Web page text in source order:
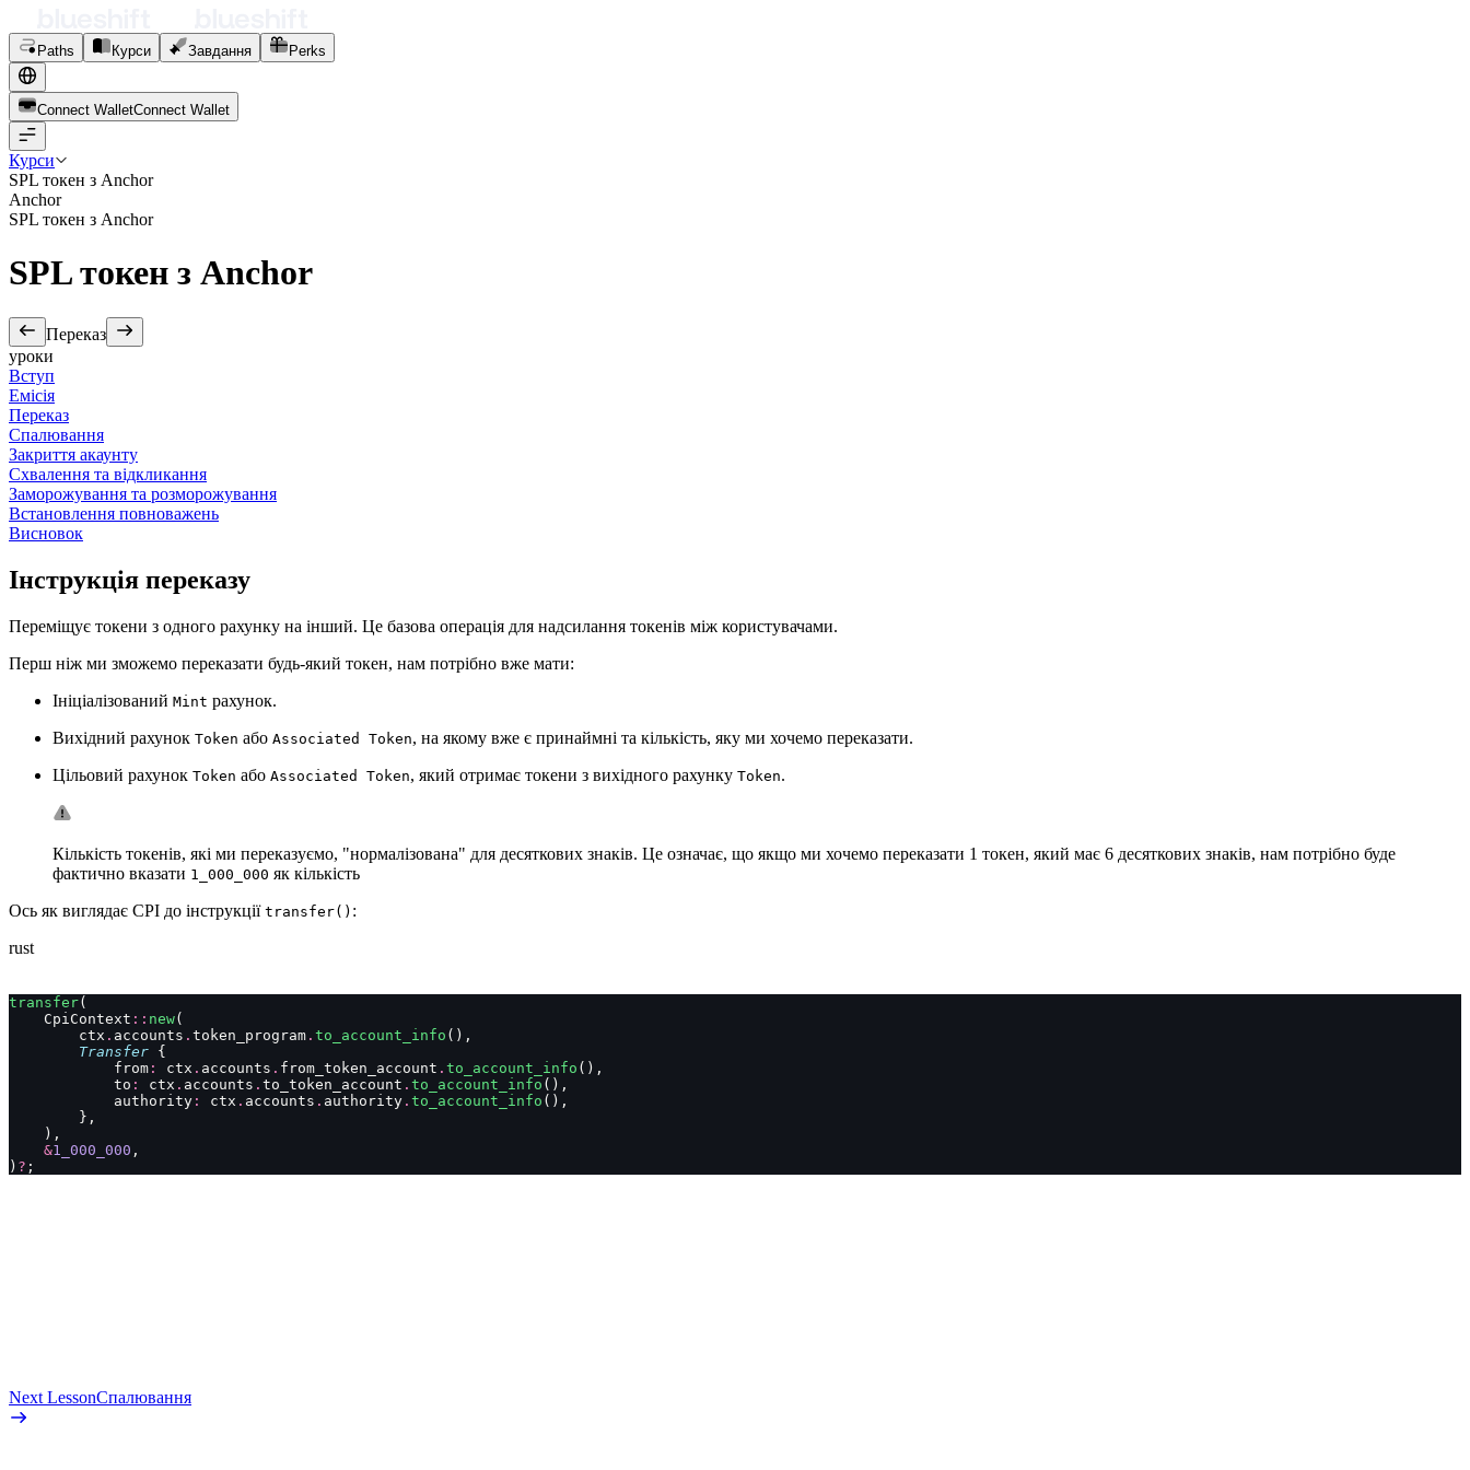
Paths Курси Завдання Perks
Connect WalletConnect Wal et
Курси
SPL токен з Anchor
Anchor
SPL токен з Anchor
SPL токен з Anchor
Переказ
уроки
Вступ
Емісія
Переказ
Спалювання
Закриття акаунту
Схвалення та відкликання
Заморожування та розморожування
Встановлення повноважень
Висновок
Інструкція переказу
Переміщує токени з одного рахунку на інший. Це базова операція для надсилання токенів між користувачами.
Перш ніж ми зможемо переказати будь-який токен, нам потрібно вже мати:
Ініціалізований Mint рахунок.
Вихідний рахунок Token або Associated Token, на якому вже є принаймні та кількість, яку ми хочемо переказати.
Цільовий рахунок Token або Associated Token, який отримає токени з вихідного рахунку Token.
Кількість токенів, які ми переказуємо, "нормалізована" для десяткових знаків. Це означає, що якщо ми хочемо переказати 1 токен, який має 6 десяткових знаків, нам потрібно буде
фактично вказати 1_000_000 як кількість
Ось як виглядає CPI до інструкції transfer() :
rust
transfer(
    CpiContext
:: new(
        ctx
. accounts . token_program . to_account_info (),
        Transfer
{
            from
: ctx . accounts . from_token_account . to_account_info (),
            to
: ctx . accounts . to_token_account . to_account_info (),
            authority
: ctx . accounts . authority . to_account_info (),
        },
    ),
    &
1_000_000 ,
) ? ;
Next LessonСпалювання